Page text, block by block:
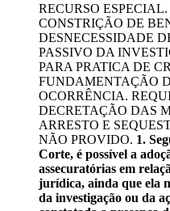
RECURSO
CONSTRIÇÃO DE
DESNECESSIDADE
PASSIVO DA
PARA PRATICA DE
FUNDAMENTAÇÃO
OCORRÊNCIA.
DECRETAÇÃO DAS
ARRESTO E
NÃO PROVIDO. 1.
Corte, é possível a
assecuratórias em
jurídica, ainda que ela
da investigação ou da